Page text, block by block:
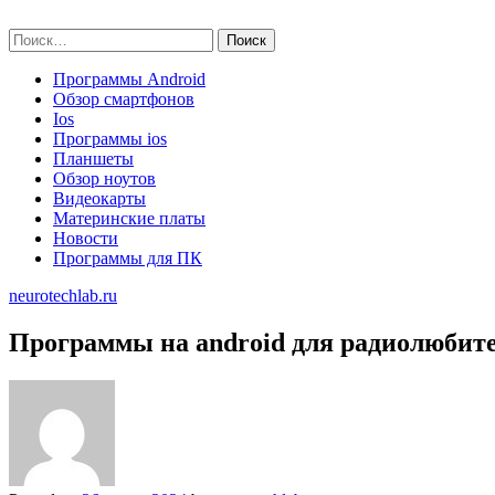
to
content
Найти:
Программы Android
Обзор смартфонов
Ios
Программы ios
Планшеты
Обзор ноутов
Видеокарты
Материнские платы
Новости
Программы для ПК
neurotechlab.ru
Программы на android для